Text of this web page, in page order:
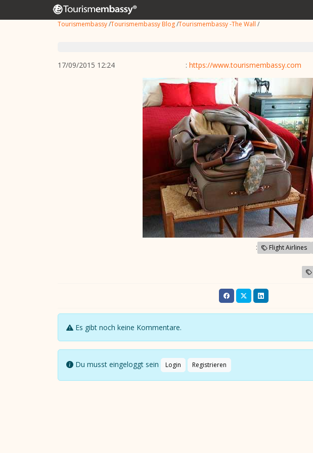
Tourismembassy/Tourismembassy Blog/Tourismembassy -The Wall /
17/09/2015 12:24 :https://www.tourismembassy.com
: Flight Airlines
Es gibt noch keine Kommentare.
Du musst eingeloggt sein Login Registrieren